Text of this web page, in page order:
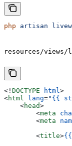
php artisan
resources/views/
<! DOCTYPE html >
<html lang=" {{
    <
head>
        <
meta
        <
meta
        <
title>{{